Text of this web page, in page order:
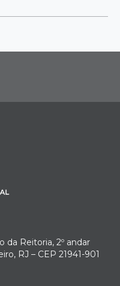
da Reitoria, 2º andar
RJ – CEP 21941-901